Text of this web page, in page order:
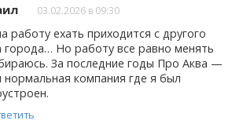
03.02.2026 в 09:30
работу ехать приходится с другого
города… Но работу все равно менять
За последние годы Про Аква —
нормальная компания где я был